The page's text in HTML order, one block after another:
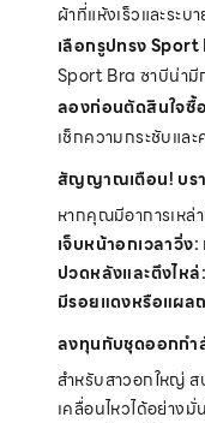
ผ้าที่แห้งเร็วและระ
เลือกรูปทรง Sport
Sport Bra ซาบีน่ามี
ลองก่อนตัดสินใจซื้อ
เช็กความกระชับแล
สัญญาณเตือน! บร
หากคุณมีอาการเหล่
เจ็บหน้าอกเวลาวิ่ง:
ปวดหลังและตึงไหล่:
มีรอยแดงหรือแผล
ลงทุนกับชุดออกกำ
สำหรับสาวอกใหญ่
เคลื่อนไหวได้อย่าง